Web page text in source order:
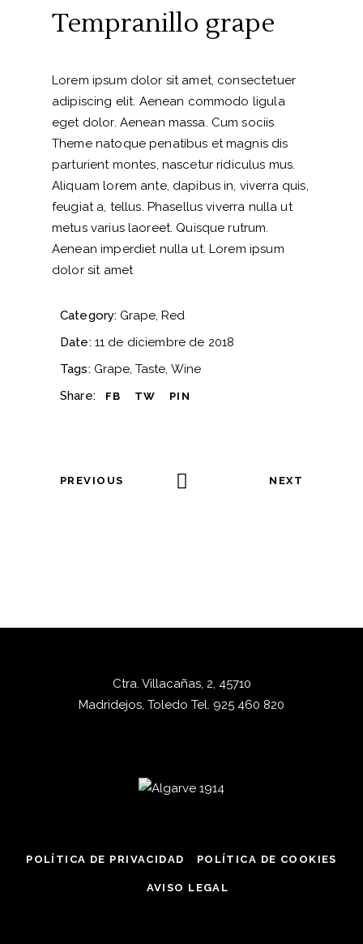
Tempranillo grape
Lorem ipsum dolor sit amet, consectetuer
adipiscing elit. Aenean commodo ligula
eget dolor. Aenean massa. Cum sociis
Theme natoque penatibus et magnis dis
parturient montes, nascetur ridiculus mus.
Aliquam lorem ante, dapibus in, viverra quis,
feugiat a, tellus. Phasellus viverra nulla ut
metus varius laoreet. Quisque rutrum.
Aenean imperdiet nulla ut. Lorem ipsum
dolor sit amet
Category: Grape Red
Date: 11 de diciembre de 2018
Tags: Grape Taste Wine
Share:
FB TW PIN
PREVIOUS NEXT
Ctra. Villacañas, 2, 45710
Madridejos, Toledo Tel. 925 460 820
POLÍTICA DE PRIVACIDAD POLÍTICA DE COOKIES
AVISO LEGAL